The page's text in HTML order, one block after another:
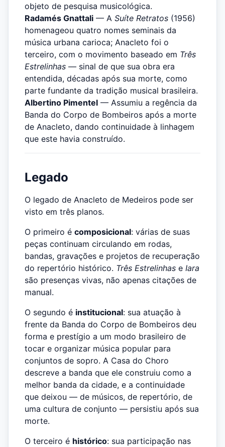
objeto de pesquisa musicológica.
Radamés Gnattali — A Suíte Retratos (1956)
homenageou quatro nomes seminais da
música urbana carioca; Anacleto foi o
terceiro, com o movimento baseado em Três
Estrelinhas — sinal de que sua obra era
entendida, décadas após sua morte, como
parte fundante da tradição musical brasileira.
Albertino Pimentel — Assumiu a regência da
Banda do Corpo de Bombeiros após a morte
de Anacleto, dando continuidade à linhagem
que este havia construído.
Legado
O legado de Anacleto de Medeiros pode ser
visto em três planos.
O primeiro é composicional: várias de suas
peças continuam circulando em rodas,
bandas, gravações e projetos de recuperação
do repertório histórico. Três Estrelinhas e Iara
são presenças vivas, não apenas citações de
manual.
O segundo é institucional: sua atuação à
frente da Banda do Corpo de Bombeiros deu
forma e prestígio a um modo brasileiro de
tocar e organizar música popular para
conjuntos de sopro. A Casa do Choro
descreve a banda que ele construiu como a
melhor banda da cidade, e a continuidade
que deixou — de músicos, de repertório, de
uma cultura de conjunto — persistiu após sua
morte.
O terceiro é histórico: sua participação nas